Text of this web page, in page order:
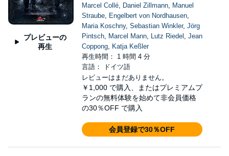
プレビューの
再生
Marcel Collé, Daniel Zillmann, Manuel
Straube, Engelbert von Nordhausen,
Maria Koschny, Sebastian Winkler, Jörg
Pintsch, Marcel Mann, Lutz Riedel , Jean
Coppong, Katja Keßler
再生時間： 1 時間 4 分
言語： ドイツ語
レビューはまだありません。
￥1,000 で購入、またはプレミアムプ
ランの無料体験を始めて非会員価格
の30％OFF で購入
会員登録で30％OFF